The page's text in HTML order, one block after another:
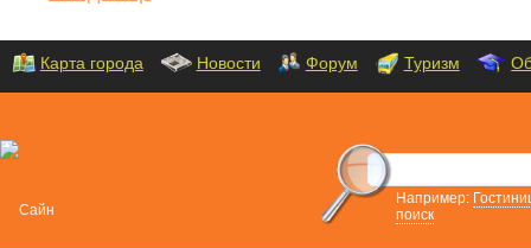
Карта города Новости Форум Туризм
Например:
поиск